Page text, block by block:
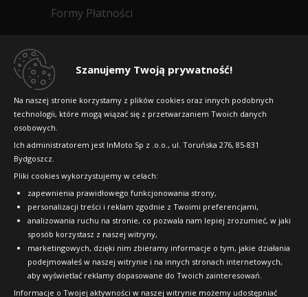
Szanujemy Twoją prywatność!
Na naszej stronie korzystamy z plików cookies oraz innych podobnych
technologii, które mogą wiązać się z przetwarzaniem Twoich danych
osobowych.
Ich administratorem jest InMoto Sp z .o.o., ul. Toruńska 276, 85-831
Bydgoszcz.
Pliki cookies wykorzystujemy w celach:
zapewnienia prawidłowego funkcjonowania strony,
personalizacji treści i reklam zgodnie z Twoimi preferencjami,
analizowania ruchu na stronie, co pozwala nam lepiej zrozumieć, w jaki
sposób korzystasz z naszej witryny,
marketingowych, dzięki nim zbieramy informacje o tym, jakie działania
podejmowałeś w naszej witrynie i na innych stronach internetowych,
aby wyświetlać reklamy dopasowane do Twoich zainteresowań.
Informacje o Twojej aktywności w naszej witrynie możemy udostępniać
Formy Płatności
Dlaczego warto kupić w 24opony.pl
Raty
FAQ
OFICJALNY PARTNER